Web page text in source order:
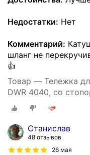
Недостатки: Нет
Комментарий:
шланг не
👍
Товар — Тележка
DWR 4040, со
Станислав
48 отзывов
26 мая